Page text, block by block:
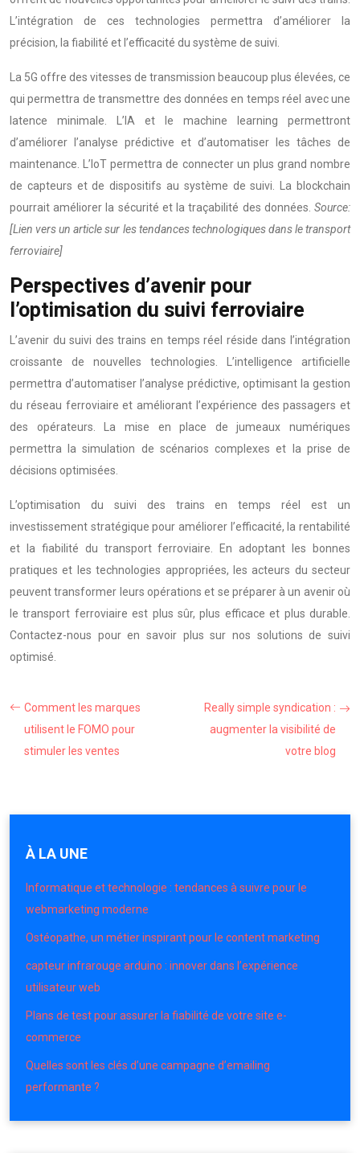
L’intégration de ces technologies permettra d’améliorer la
précision, la fiabilité et l’efficacité du système de suivi.
La 5G offre des vitesses de transmission beaucoup plus élevées, ce
qui permettra de transmettre des données en temps réel avec une
latence minimale. L’IA et le machine learning permettront
d’améliorer l’analyse prédictive et d’automatiser les tâches de
maintenance. L’IoT permettra de connecter un plus grand nombre
de capteurs et de dispositifs au système de suivi. La blockchain
pourrait améliorer la sécurité et la traçabilité des données. Source:
[Lien vers un article sur les tendances technologiques dans le transport
ferroviaire]
Perspectives d’avenir pour
l’optimisation du suivi ferroviaire
L’avenir du suivi des trains en temps réel réside dans l’intégration
croissante de nouvelles technologies. L’intelligence artificielle
permettra d’automatiser l’analyse prédictive, optimisant la gestion
du réseau ferroviaire et améliorant l’expérience des passagers et
des opérateurs. La mise en place de jumeaux numériques
permettra la simulation de scénarios complexes et la prise de
décisions optimisées.
L’optimisation du suivi des trains en temps réel est un
investissement stratégique pour améliorer l’efficacité, la rentabilité
et la fiabilité du transport ferroviaire. En adoptant les bonnes
pratiques et les technologies appropriées, les acteurs du secteur
peuvent transformer leurs opérations et se préparer à un avenir où
le transport ferroviaire est plus sûr, plus efficace et plus durable.
Contactez-nous pour en savoir plus sur nos solutions de suivi
optimisé.
Comment les marques
utilisent le FOMO pour
stimuler les ventes
Really simple syndication :
augmenter la visibilité de
votre blog
À LA UNE
Informatique et technologie : tendances à suivre pour le
webmarketing moderne
Ostéopathe, un métier inspirant pour le content marketing
capteur infrarouge arduino : innover dans l’expérience
utilisateur web
Plans de test pour assurer la fiabilité de votre site e-
commerce
Quelles sont les clés d’une campagne d’emailing
performante ?